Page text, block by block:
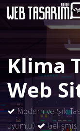
Klima
Web
Modern ve Şık
Uyumlu)
Gelişmiş